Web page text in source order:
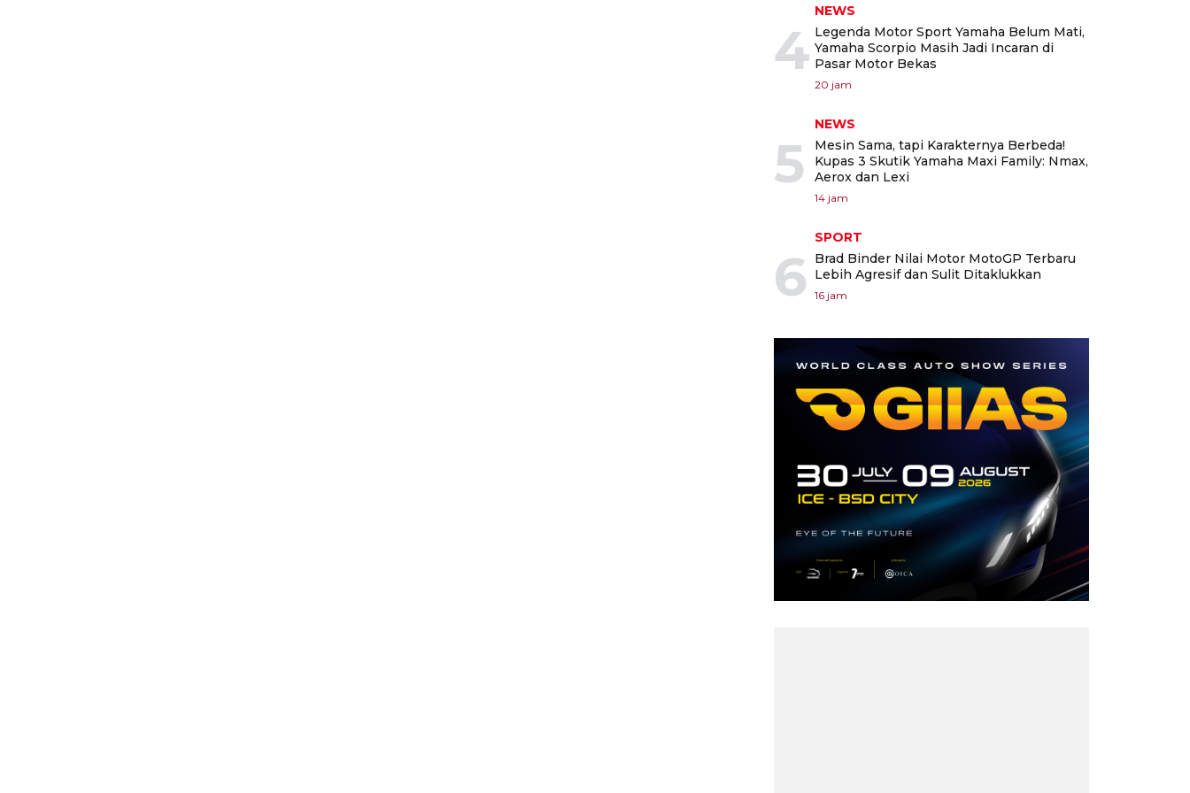
4
NEWS
Legenda Motor Sport Yamaha Belum Mati,
Yamaha Scorpio Masih Jadi Incaran di
Pasar Motor Bekas
20 jam
5
NEWS
Mesin Sama, tapi Karakternya Berbeda!
Kupas 3 Skutik Yamaha Maxi Family: Nmax,
Aerox dan Lexi
14 jam
6
SPORT
Brad Binder Nilai Motor MotoGP Terbaru
Lebih Agresif dan Sulit Ditaklukkan
16 jam